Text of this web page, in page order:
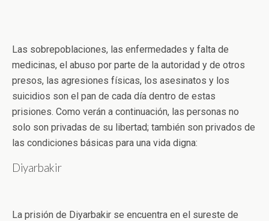
Las sobrepoblaciones, las enfermedades y falta de
medicinas, el abuso por parte de la autoridad y de otros
presos, las agresiones físicas, los asesinatos y los
suicidios son el pan de cada día dentro de estas
prisiones. Como verán a continuación, las personas no
solo son privadas de su libertad; también son privados de
las condiciones básicas para una vida digna:
Diyarbakir
La prisión de Diyarbakir se encuentra en el sureste de